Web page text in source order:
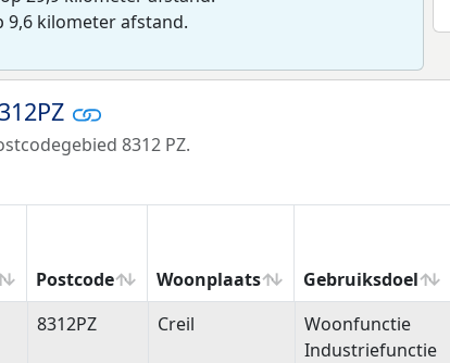
9,6 kilometer afstand.
8312 PZ.
Postcode Woonplaats Gebruiksdoel
Postcode Woonplaats Gebruiksdoel
8312PZ Creil
Woonfunctie
Industriefunctie